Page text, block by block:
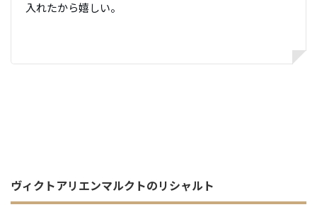
入れたから嬉しい。
ヴィクトアリエンマルクトのリシャルト